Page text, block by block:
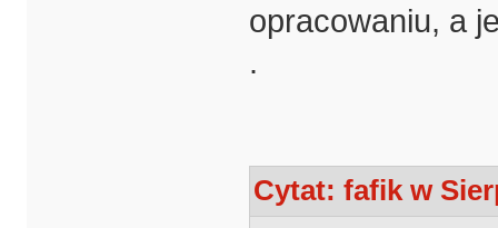
opracowaniu, a
.
Cytat: fafik w